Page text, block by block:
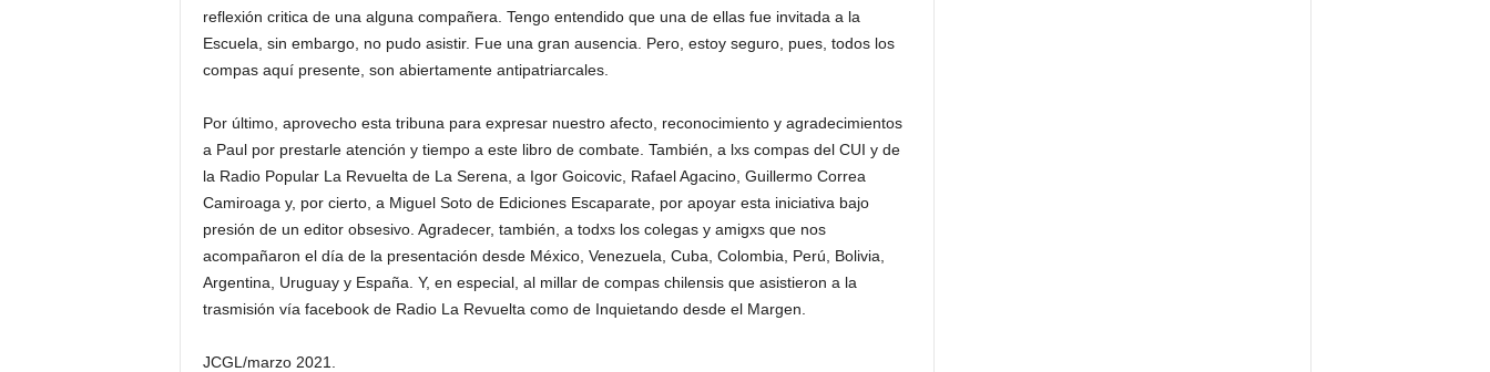
reflexión critica de una alguna compañera. Tengo entendido que una de ellas fue invitada a la
Escuela, sin embargo, no pudo asistir. Fue una gran ausencia. Pero, estoy seguro, pues, todos los
compas aquí presente, son abiertamente antipatriarcales.
Por último, aprovecho esta tribuna para expresar nuestro afecto, reconocimiento y agradecimientos
a Paul por prestarle atención y tiempo a este libro de combate. También, a lxs compas del CUI y de
la Radio Popular La Revuelta de La Serena, a Igor Goicovic, Rafael Agacino, Guillermo Correa
Camiroaga y, por cierto, a Miguel Soto de Ediciones Escaparate, por apoyar esta iniciativa bajo
presión de un editor obsesivo. Agradecer, también, a todxs los colegas y amigxs que nos
acompañaron el día de la presentación desde México, Venezuela, Cuba, Colombia, Perú, Bolivia,
Argentina, Uruguay y España. Y, en especial, al millar de compas chilensis que asistieron a la
trasmisión vía facebook de Radio La Revuelta como de Inquietando desde el Margen.
JCGL/marzo 2021.